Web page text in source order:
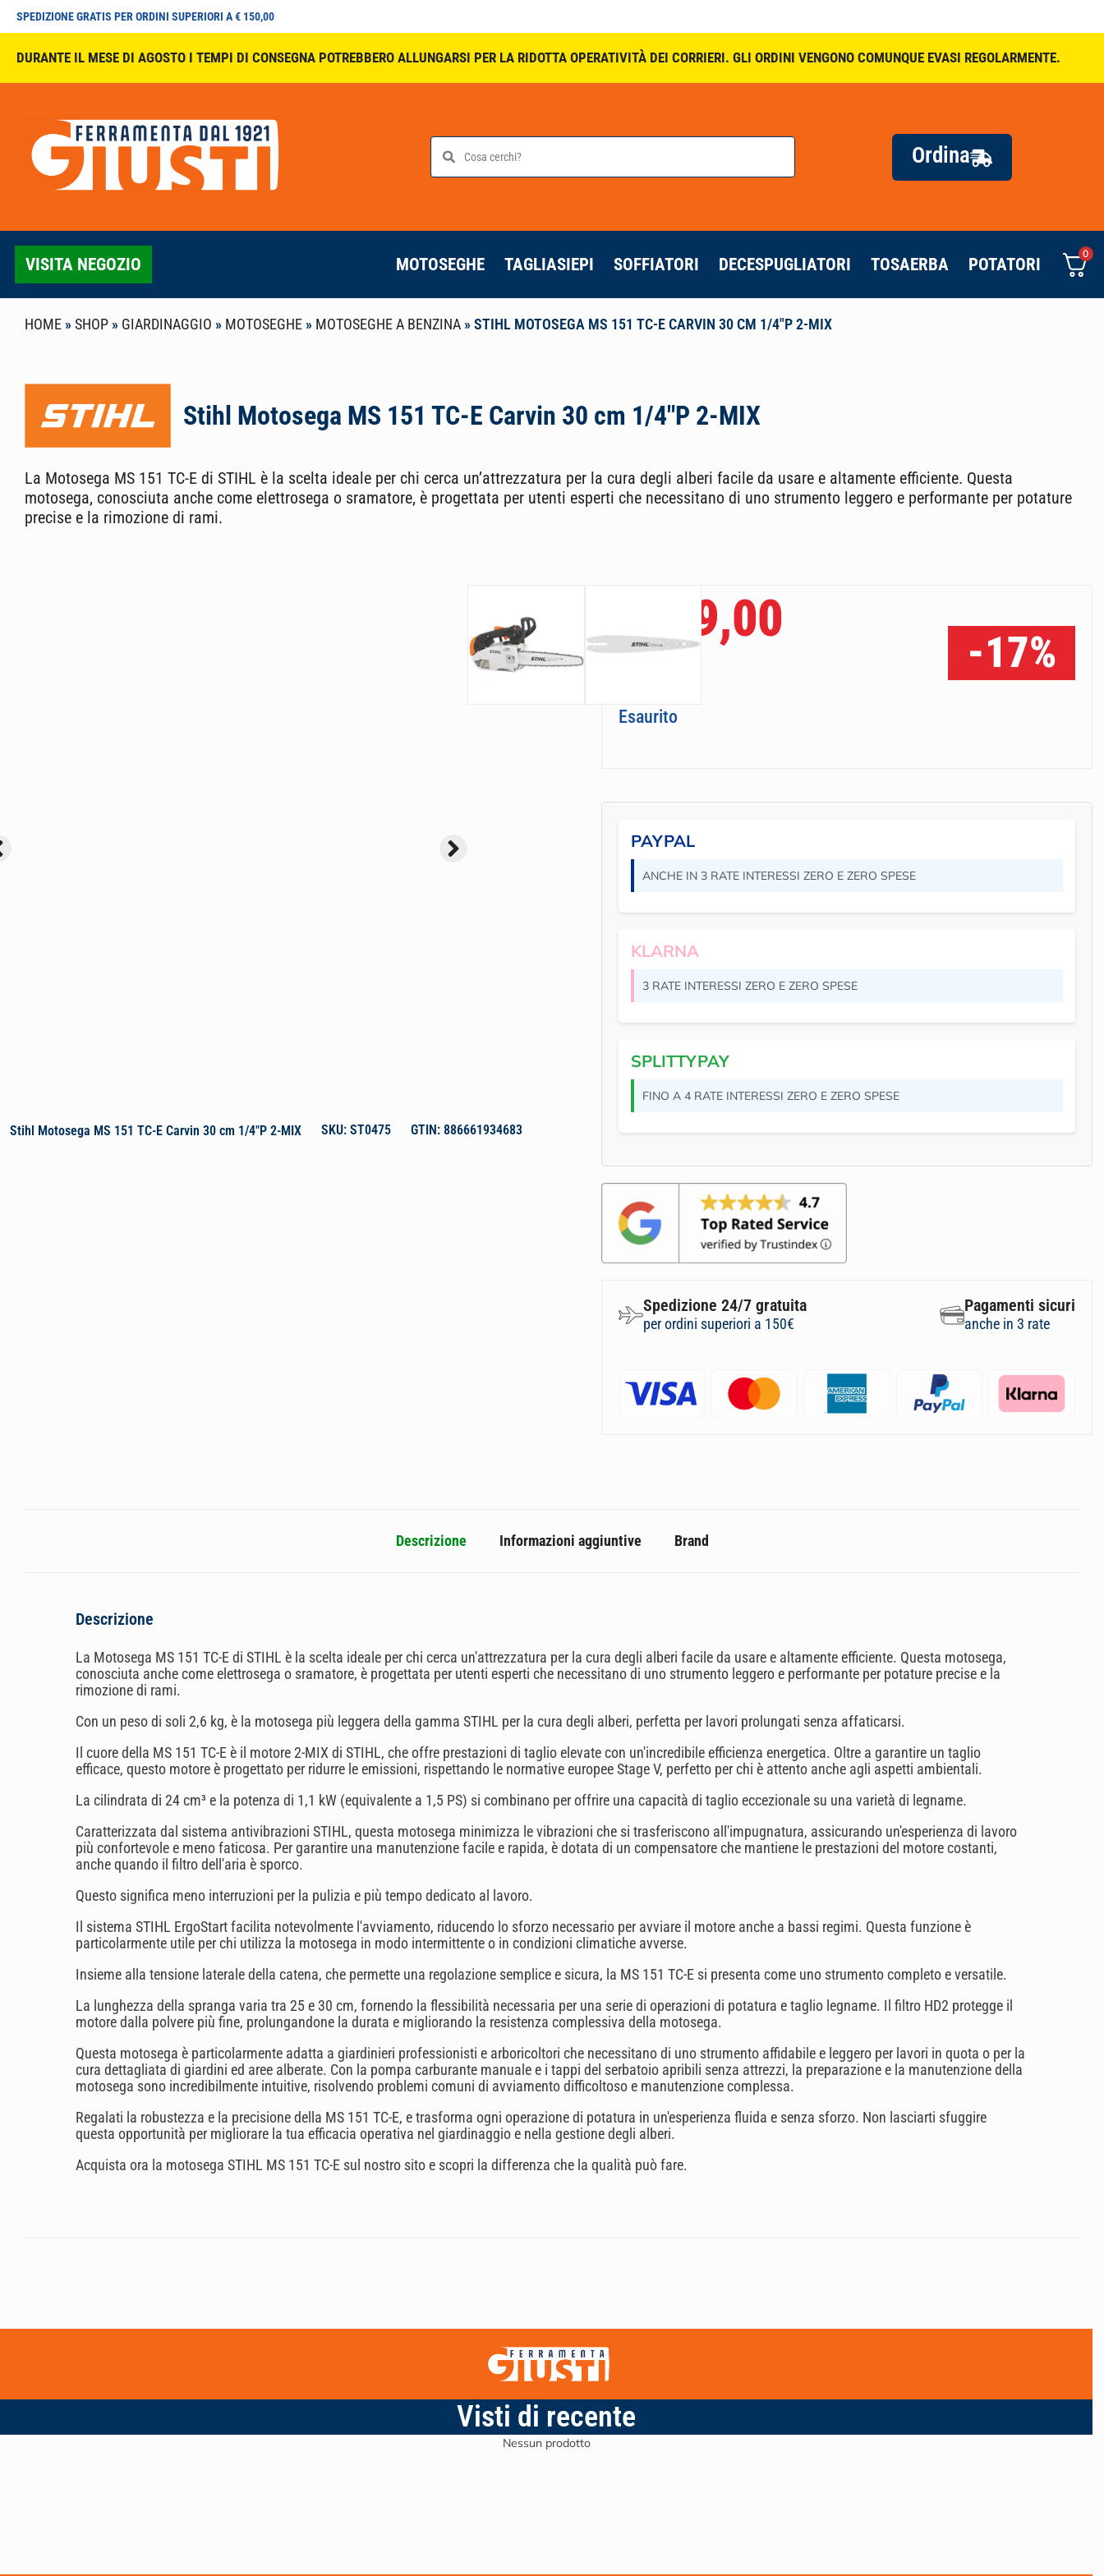
SPEDIZIONE GRATIS PER ORDINI SUPERIORI A € 150,00
DURANTE IL MESE DI AGOSTO I TEMPI DI CONSEGNA POTREBBERO ALLUNGARSI PER LA RIDOTTA OPERATIVITÀ DEI CORRIERI. GLI ORDINI VENGONO COMUNQUE EVASI REGOLARMENTE.
Ordina
VISITA NEGOZIO MOTOSEGHE TAGLIASIEPI SOFFIATORI DECESPUGLIATORI TOSAERBA POTATORI
0
HOME »SHOP » GIARDINAGGIO » MOTOSEGHE » MOTOSEGHE A BENZINA »STIHL MOTOSEGA MS 151 TC-E CARVIN 30 CM 1/4″P 2-MIX
Stihl Motosega MS 151 TC-E Carvin 30 cm 1/4″P 2-MIX
La Motosega MS 151 TC-E di STIHL è la scelta ideale per chi cerca un’attrezzatura per la cura degli alberi facile da usare e altamente efficiente. Questa
motosega, conosciuta anche come elettrosega o sramatore, è progettata per utenti esperti che necessitano di uno strumento leggero e performante per potature
precise e la rimozione di rami.
Stihl Motosega MS 151 TC-E Carvin 30 cm 1/4″P 2-MIX SKU: ST0475 GTIN: 886661934683
599,00
499,00
-17%
Esaurito
PAYPAL
ANCHE IN 3 RATE INTERESSI ZERO E ZERO SPESE
KLARNA
3 RATE INTERESSI ZERO E ZERO SPESE
SPLITTYPAY
FINO A 4 RATE INTERESSI ZERO E ZERO SPESE
Spedizione 24/7 gratuita
per ordini superiori a 150€
Pagamenti sicuri
anche in 3 rate
Descrizione Informazioni aggiuntive Brand
Descrizione
La Motosega MS 151 TC-E di STIHL è la scelta ideale per chi cerca un'attrezzatura per la cura degli alberi facile da usare e altamente efficiente. Questa motosega,
conosciuta anche come elettrosega o sramatore, è progettata per utenti esperti che necessitano di uno strumento leggero e performante per potature precise e la
rimozione di rami.
Con un peso di soli 2,6 kg, è la motosega più leggera della gamma STIHL per la cura degli alberi, perfetta per lavori prolungati senza affaticarsi.
Il cuore della MS 151 TC-E è il motore 2-MIX di STIHL, che offre prestazioni di taglio elevate con un'incredibile efficienza energetica. Oltre a garantire un taglio
efficace, questo motore è progettato per ridurre le emissioni, rispettando le normative europee Stage V, perfetto per chi è attento anche agli aspetti ambientali.
La cilindrata di 24 cm³ e la potenza di 1,1 kW (equivalente a 1,5 PS) si combinano per offrire una capacità di taglio eccezionale su una varietà di legname.
Caratterizzata dal sistema antivibrazioni STIHL, questa motosega minimizza le vibrazioni che si trasferiscono all'impugnatura, assicurando un'esperienza di lavoro
più confortevole e meno faticosa. Per garantire una manutenzione facile e rapida, è dotata di un compensatore che mantiene le prestazioni del motore costanti,
anche quando il filtro dell'aria è sporco.
Questo significa meno interruzioni per la pulizia e più tempo dedicato al lavoro.
Il sistema STIHL ErgoStart facilita notevolmente l'avviamento, riducendo lo sforzo necessario per avviare il motore anche a bassi regimi. Questa funzione è
particolarmente utile per chi utilizza la motosega in modo intermittente o in condizioni climatiche avverse.
Insieme alla tensione laterale della catena, che permette una regolazione semplice e sicura, la MS 151 TC-E si presenta come uno strumento completo e versatile.
La lunghezza della spranga varia tra 25 e 30 cm, fornendo la flessibilità necessaria per una serie di operazioni di potatura e taglio legname. Il filtro HD2 protegge il
motore dalla polvere più fine, prolungandone la durata e migliorando la resistenza complessiva della motosega.
Questa motosega è particolarmente adatta a giardinieri professionisti e arboricoltori che necessitano di uno strumento affidabile e leggero per lavori in quota o per la
cura dettagliata di giardini ed aree alberate. Con la pompa carburante manuale e i tappi del serbatoio apribili senza attrezzi, la preparazione e la manutenzione della
motosega sono incredibilmente intuitive, risolvendo problemi comuni di avviamento difficoltoso e manutenzione complessa.
Regalati la robustezza e la precisione della MS 151 TC-E, e trasforma ogni operazione di potatura in un'esperienza fluida e senza sforzo. Non lasciarti sfuggire
questa opportunità per migliorare la tua efficacia operativa nel giardinaggio e nella gestione degli alberi.
Acquista ora la motosega STIHL MS 151 TC-E sul nostro sito e scopri la differenza che la qualità può fare.
Visti di recente
Nessun prodotto